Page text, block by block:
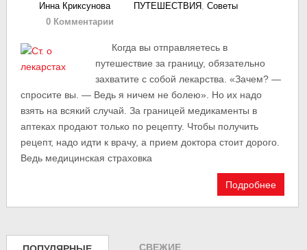
Инна Криксунова ПУТЕШЕСТВИЯ, Советы
0 Комментарии
Когда вы отправляетесь в
путешествие за границу, обязательно
захватите с собой лекарства. «Зачем? —
спросите вы. — Ведь я ничем не болею». Но их надо
взять на всякий случай. За границей медикаменты в
аптеках продают только по рецепту. Чтобы получить
рецепт, надо идти к врачу, а прием доктора стоит дорого.
Ведь медицинская страховка
Подробнее
СВЕЖИЕ